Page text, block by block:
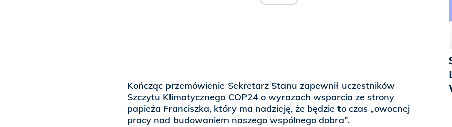
Kończąc przemówienie Sekretarz Stanu zapewnił uczestników
Szczytu Klimatycznego COP24 o wyrazach wsparcia ze strony
papieża Franciszka, który ma nadzieję, że będzie to czas „owocnej
pracy nad budowaniem naszego wspólnego dobra”.